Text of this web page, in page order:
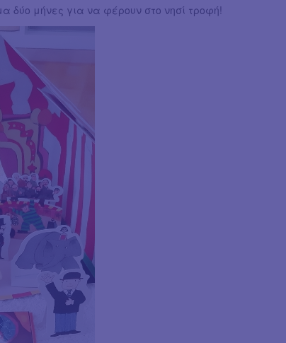
μήνες για να φέρουν στο νησί τροφή!